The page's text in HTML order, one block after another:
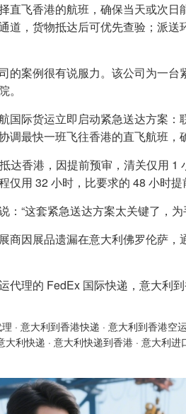
直飞香港的航班，确保当天或次
道，货物抵达后可优先查验；派
的案例很有说服力。该公司为一
。
国际货运立即启动紧急送达方案
调最快一班飞往香港的直飞航班，
达香港，因提前预审，清关仅用
仅用 32 小时，比要求的 48 小时提
：“这套紧急送达方案太关键了，
商因展品遗漏在意大利佛罗伦萨
代理的 FedEx 国际快递，意大利
· 意大利到香港快递 · 意大利到香港空运
大利快递 · 意大利快递到香港 · 意大利进